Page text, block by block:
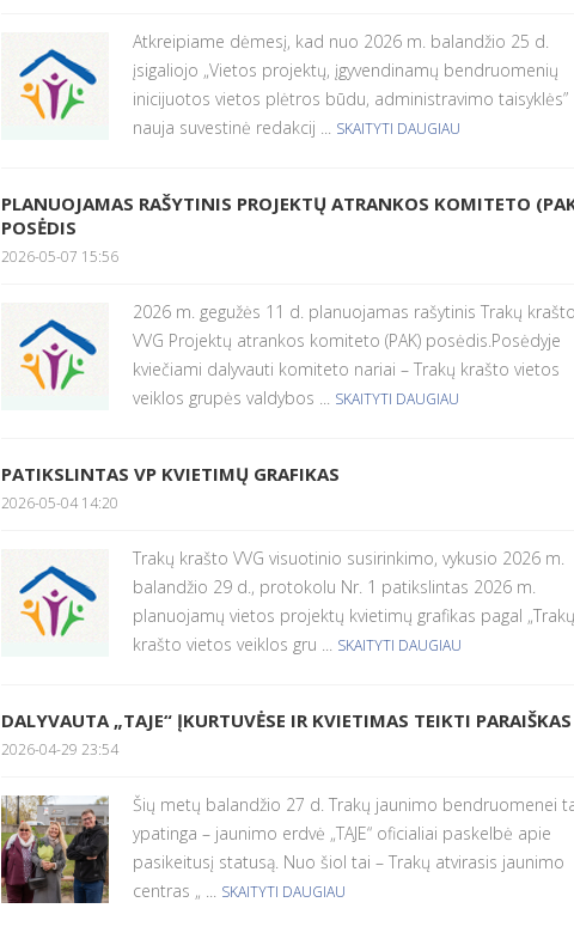
Atkreipiame dėmesį, kad nuo 2026 m. balandžio 25 d.
įsigaliojo „Vietos projektų, įgyvendinamų bendruomenių
inicijuotos vietos plėtros būdu, administravimo taisyklės”
nauja suvestinė redakcij ... SKAITYTI DAUGIAU
PLANUOJAMAS RAŠYTINIS PROJEKTŲ ATRANKOS KOMITETO
POSĖDIS
2026-05-07 15:56
2026 m. gegužės 11 d. planuojamas rašytinis Trakų krašto
VVG Projektų atrankos komiteto (PAK) posėdis.Posėdyje
kviečiami dalyvauti komiteto nariai – Trakų krašto vietos
veiklos grupės valdybos ... SKAITYTI DAUGIAU
PATIKSLINTAS VP KVIETIMŲ GRAFIKAS
2026-05-04 14:20
Trakų krašto VVG visuotinio susirinkimo, vykusio 2026 m.
balandžio 29 d., protokolu Nr. 1 patikslintas 2026 m.
planuojamų vietos projektų kvietimų grafikas pagal „Trakų
krašto vietos veiklos gru ... SKAITYTI DAUGIAU
DALYVAUTA „TAJE“ ĮKURTUVĖSE IR KVIETIMAS TEIKTI PARAIŠKAS
2026-04-29 23:54
Šių metų balandžio 27 d. Trakų jaunimo bendruomenei
ypatinga – jaunimo erdvė „TAJE“ oficialiai paskelbė apie
pasikeitusį statusą. Nuo šiol tai – Trakų atvirasis jaunimo
centras „ ... SKAITYTI DAUGIAU